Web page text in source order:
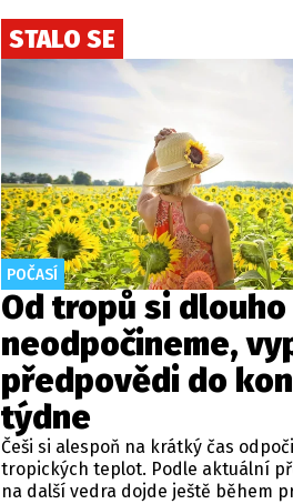
STALO SE
POČASÍ
Od tropů si dlouho
neodpočineme,
předpovědi do
týdne
Češi si alespoň na krátký čas
tropických teplot. Podle aktuální
na další vedra dojde ještě během